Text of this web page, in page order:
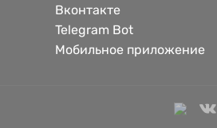
Вконтакте
Telegram Bot
Мобильное приложение